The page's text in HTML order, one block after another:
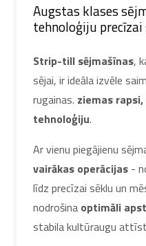
Augstas klases
tehnoloģiju
Strip-till sējmašīnas,
sējai, ir ideāla izvēle
rugainas. ziemas
tehnoloģiju.
Ar vienu piegājienu
vairākas operācijas -
līdz precīzai sēklu un
nodrošina optimāli
stabila kultūraugu